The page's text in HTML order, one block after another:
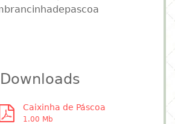
Downloads
Caixinha de Páscoa
1.00 Mb